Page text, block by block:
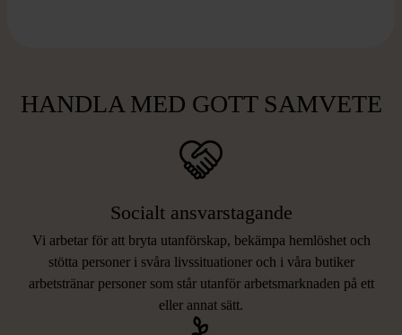
HANDLA MED GOTT SAMVETE
Socialt ansvarstagande
Vi arbetar för att bryta utanförskap, bekämpa hemlöshet och
stötta personer i svåra livssituationer och i våra butiker
arbetstränar personer som står utanför arbetsmarknaden på ett
eller annat sätt.